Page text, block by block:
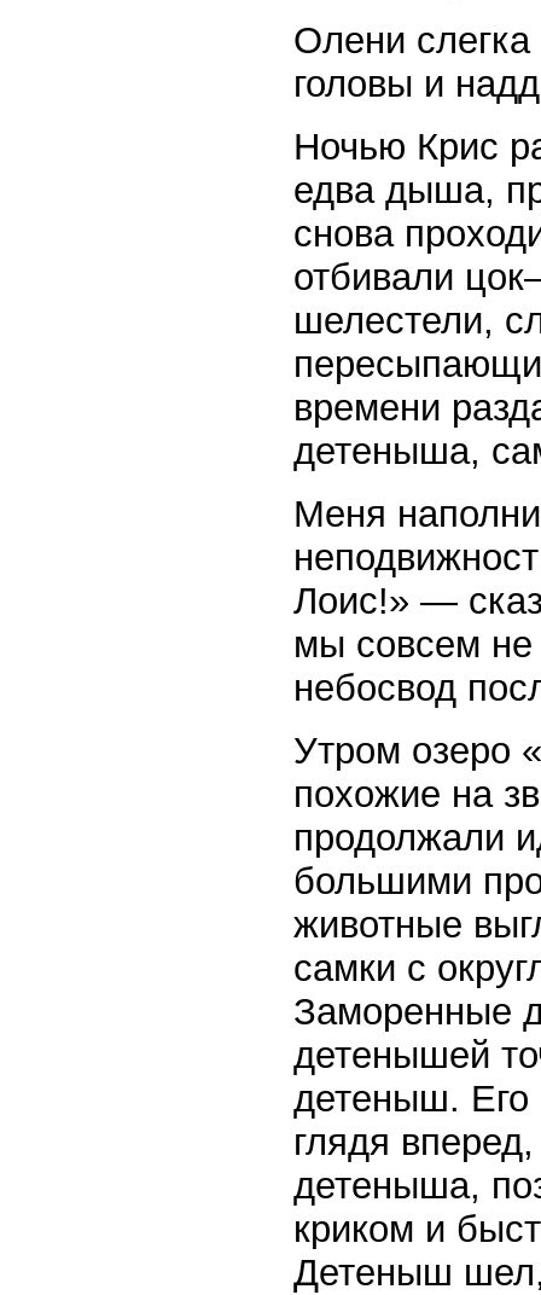
Олени
головы и
Ночью Крис
едва дыша,
снова
отбивали
шелестели,
времени
детеныша,
Меня
Лоис!» —
мы совсем не
небосвод
Утром озеро
похожие на
продолжали
большими
животные
самки с
Заморенные
детенышей
детеныш. Его
глядя
детеныша,
криком и
Детеныш шел,